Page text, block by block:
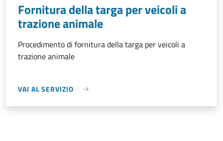
Fornitura della targa per veicoli a
trazione animale
Procedimento di fornitura della targa per veicoli a
trazione animale
VAI AL SERVIZIO